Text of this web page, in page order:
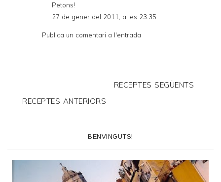
Petons!
27 de gener del 2011, a les 23:35
Publica un comentari a l'entrada
RECEPTES SEGÜENTS
RECEPTES ANTERIORS
BENVINGUTS!